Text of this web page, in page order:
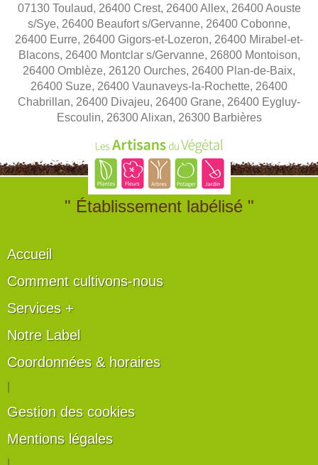
07130 Toulaud, 26400 Crest, 26400 Allex, 26400 Aouste
s/Sye, 26400 Beaufort s/Gervanne, 26400 Cobonne,
26400 Eurre, 26400 Gigors-et-Lozeron, 26400 Mirabel-et-
Blacons, 26400 Montclar s/Gervanne, 26800 Montoison,
26400 Omblèze, 26120 Ourches, 26400 Plan-de-Baix,
26400 Suze, 26400 Vaunaveys-la-Rochette, 26400
Chabrillan, 26400 Divajeu, 26400 Grane, 26400 Eygluy-
Escoulin, 26300 Alixan, 26300 Barbières
" Établissement labélisé "
Accueil
Comment cultivons-nous
Services +
Notre Label
Coordonnées & horaires
Gestion des cookies
Mentions légales